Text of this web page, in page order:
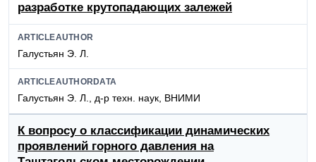
разработке крутопадающих залежей
ARTICLEAUTHOR
Галустьян Э. Л.
ARTICLEAUTHORDATA
Галустьян Э. Л., д-р техн. наук, ВНИМИ
К вопросу о классификации динамических
проявлений горного давления на